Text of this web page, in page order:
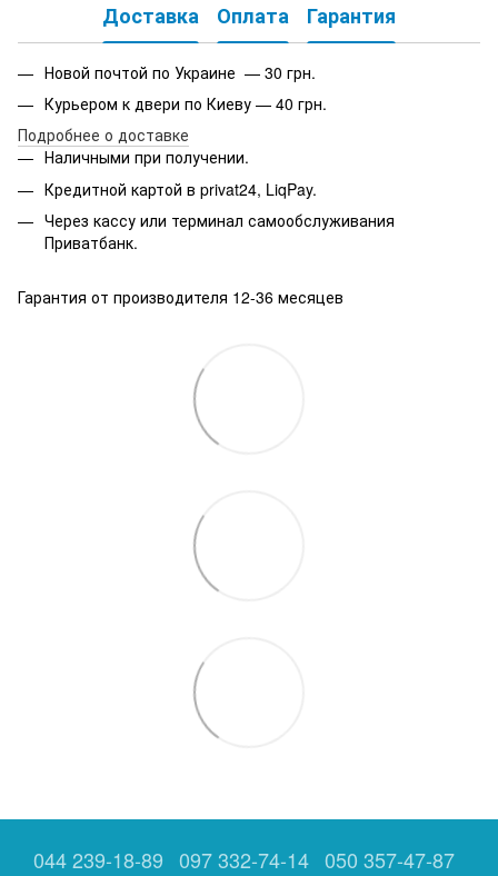
Доставка Оплата Гарантия
Новой почтой по Украине — 30 грн.
Курьером к двери по Киеву — 40 грн.
Подробнее о доставке
Наличными при получении.
Кредитной картой в privat24, LiqPay.
Через кассу или терминал самообслуживания
Приватбанк.
Гарантия от производителя 12-36 месяцев
044 239-18-89 097 332-74-14 050 357-47-87